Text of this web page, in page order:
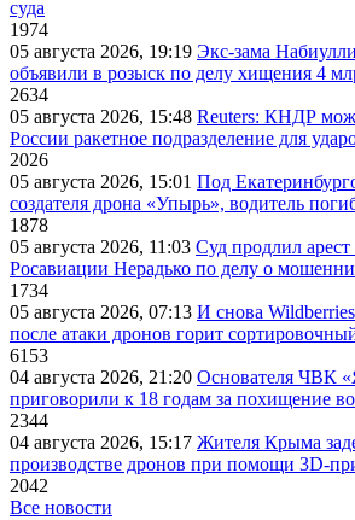
суда
1974
05 августа 2026, 19:19 Экс-зама
объявили в розыск по делу хищения 4
2634
05 августа 2026, 15:48 Reuters: КНДР
России ракетное подразделение для
2026
05 августа 2026, 15:01 Под
создателя дрона «Упырь», водитель
1878
05 августа 2026, 11:03 Суд продлил
Росавиации Нерадько по делу о
1734
05 августа 2026, 07:13 И снова
после атаки дронов горит
6153
04 августа 2026, 21:20 Основателя ЧВК
приговорили к 18 годам за похищение
2344
04 августа 2026, 15:17 Жителя Крыма
производстве дронов при помощи
2042
Все новости